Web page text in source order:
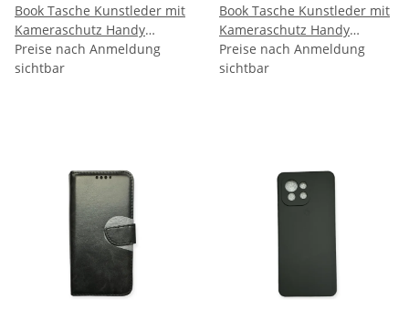
Book Tasche Kunstleder mit
Kameraschutz Handy
Tasche kompatibel mit
Xiaomi 12 5G - Rosa
Preise nach Anmeldung
sichtbar
Book Tasche Kunstleder mit
Kameraschutz Handy
Tasche kompatibel mit
Xiaomi 12 5G - Rot
Preise nach Anmeldung
sichtbar